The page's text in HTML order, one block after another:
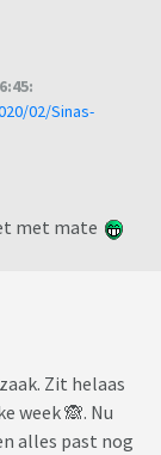
02/Sinas-
met mate
Zit helaas
week 🙈. Nu
alles past nog